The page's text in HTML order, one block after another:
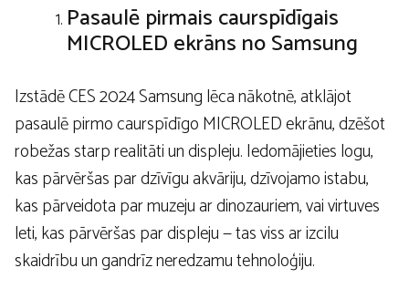
Pasaulē pirmais caurspīdīgais
MICROLED ekrāns no Samsung
Izstādē CES 2024 Samsung lēca nākotnē, atklājot
pasaulē pirmo caurspīdīgo MICROLED ekrānu, dzēšot
robežas starp realitāti un displeju. Iedomājieties logu,
kas pārvēršas par dzīvīgu akvāriju, dzīvojamo istabu,
kas pārveidota par muzeju ar dinozauriem, vai virtuves
leti, kas pārvēršas par displeju — tas viss ar izcilu
skaidrību un gandrīz neredzamu tehnoloģiju.